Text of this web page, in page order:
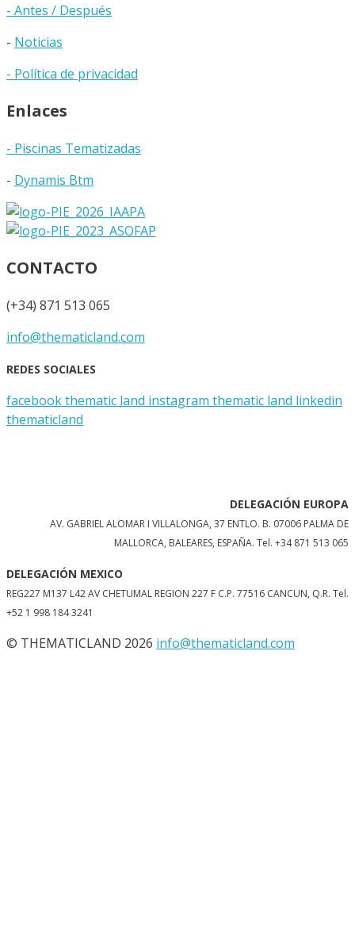
- Antes / Después
- Noticias
- Política de privacidad
Enlaces
- Piscinas Tematizadas
- Dynamis Btm
CONTACTO
(+34) 871 513 065
info@thematicland.com
REDES SOCIALES
facebook thematic land instagram thematic land linkedin
thematicland
DELEGACIÓN EUROPA
AV. GABRIEL ALOMAR I VILLALONGA, 37 ENTLO. B. 07006 PALMA DE
MALLORCA, BALEARES, ESPAÑA. Tel. +34 871 513 065
DELEGACIÓN MEXICO
REG227 M137 L42 AV CHETUMAL REGION 227 F C.P. 77516 CANCUN, Q.R. Tel.
+52 1 998 184 3241
© THEMATICLAND 2026 info@thematicland.com